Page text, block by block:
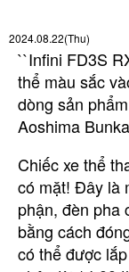
2024.08.22(Thu)
``Infini FD3S
thể màu sắc
dòng sản
Aoshima
Chiếc xe thể
có mặt! Đây là
phận, đèn pha
bằng cách
có thể được